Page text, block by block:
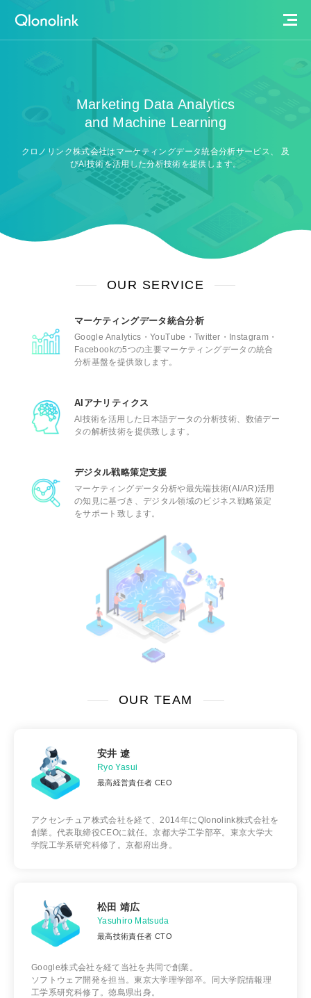
ACCESS
PRIVACY POLICY
Marketing Data Analytics
and Machine Learning
クロノリンク株式会社はマーケティングデータ統合分析サービス、
及
びAI技術を活用した分析技術を提供します。
OUR SERVICE
マーケティングデータ統合分析
Google Analytics・YouTube・Twitter・Instagram・
Facebookの5つの主要マーケティングデータの統合
分析基盤を提供致します。
AIアナリティクス
AI技術を活用した日本語データの分析技術、数値デー
タの解析技術を提供致します。
デジタル戦略策定支援
マーケティングデータ分析や最先端技術(AI/AR)活用
の知見に基づき、デジタル領域のビジネス戦略策定
をサポート致します。
OUR TEAM
安井 遼
Ryo Yasui
最高経営責任者 CEO
アクセンチュア株式会社を経て、2014年にQlonolink株式会社を
創業。代表取締役CEOに就任。京都大学工学部卒。東京大学大
学院工学系研究科修了。京都府出身。
松田 靖広
Yasuhiro Matsuda
最高技術責任者 CTO
Google株式会社を経て当社を共同で創業。
ソフトウェア開発を担当。東京大学理学部卒。同大学院情報理
工学系研究科修了。徳島県出身。